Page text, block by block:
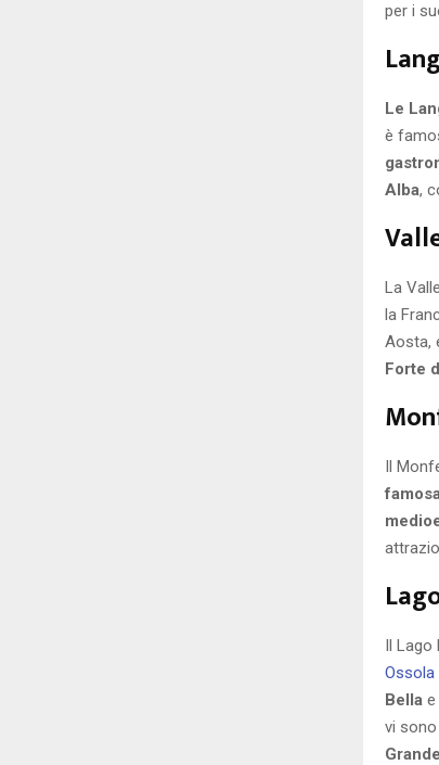
per i
Le
è
Alba,
La
la
Aosta,
Forte
Il
Il Lago
Ossola
Bella e
vi
Grande